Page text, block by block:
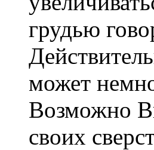
грудью
может
Возможно
своих